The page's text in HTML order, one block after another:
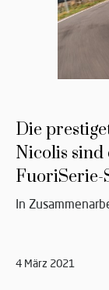
Die
Nicolis sind
FuoriSerie-
In
4 März 2021